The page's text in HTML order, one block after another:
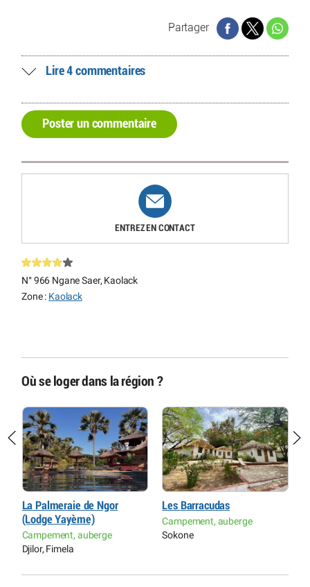
Partager
Lire 4 commentaires
Poster un commentaire
ENTREZ EN CONTACT
N° 966 Ngane Saer, Kaolack
Zone : Kaolack
Où se loger dans la région ?
La Palmeraie de Ngor
(Lodge Yayème)
Campement, auberge
Djilor, Fimela
Les Barracudas
Campement, auberge
Sokone